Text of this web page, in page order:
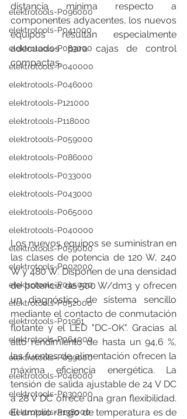
elektrotools-P096000
elektrotools-P041000
elektrotools-P083000
elektrotools-P040000
elektrotools-P046000
elektrotools-P121000
elektrotools-P118000
elektrotools-P059000
elektrotools-P086000
elektrotools-P033000
elektrotools-P043000
elektrotools-P065000
elektrotools-P040000
elektrotools-P059000
elektrotools-P002000
elektrotools-P045000
elektrotools-P052000
elektrotools-P01961
elektrotools-P064000
elektrotools-P099000
elektrotools-P046000
elektrotools-P030000
elektrotools-P138000
distancia mínima respecto a
componentes adyacentes, los nuevos
equipos resultan especialmente
adecuados para cajas de control
compactas.
Los nuevos equipos se suministran en
las clases de potencia de 120 W, 240
W y 480 W. Disponen de una densidad
de potencia de 500 W/dm3 y ofrecen
un diagnóstico de sistema sencillo
mediante el contacto de conmutación
flotante y el LED "DC-OK". Gracias al
alto rendimiento de hasta un 94,6 %,
las fuentes de alimentación ofrecen la
máxima eficiencia energética. La
tensión de salida ajustable de 24 V DC
a 28 V DC ofrece una gran flexibilidad.
El amplio rango de temperatura es de